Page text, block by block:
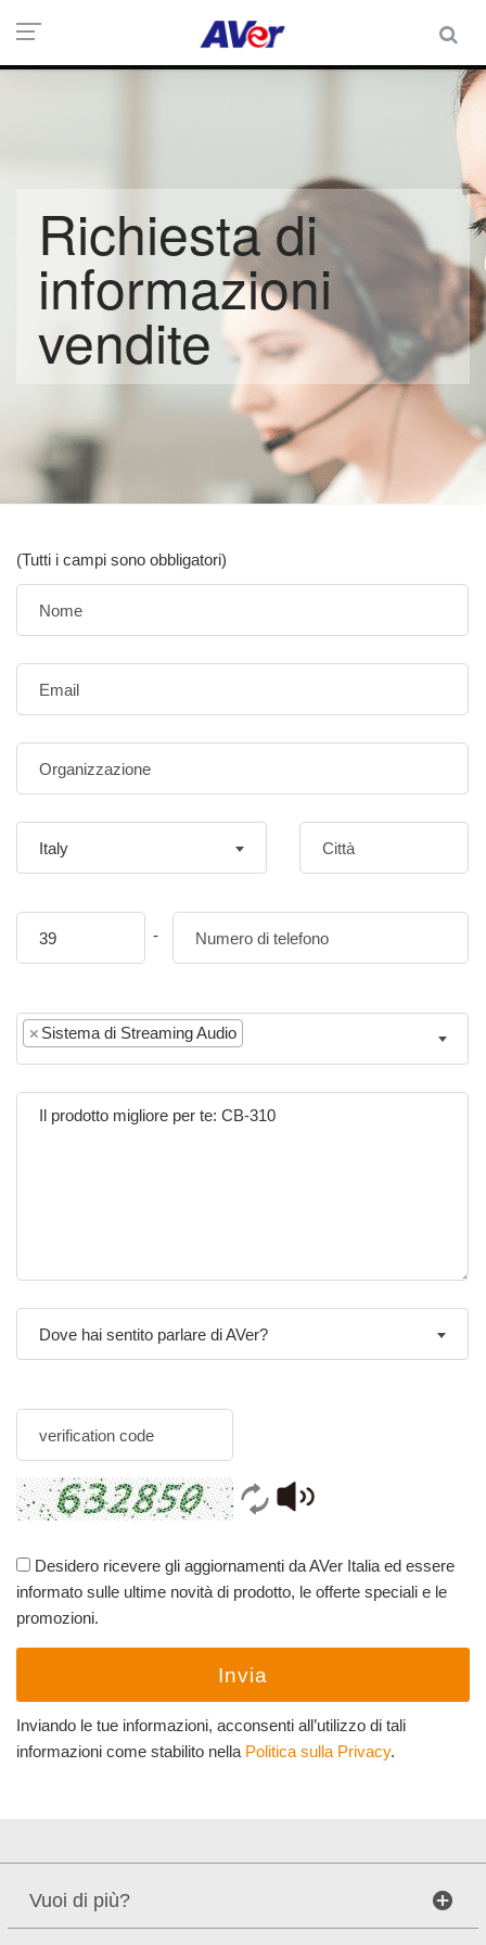
Richiesta di
informazioni
vendite
(Tutti i campi sono obbligatori)
Italy
-
× Sistema di Streaming Audio
Dove hai sentito parlare di AVer?
Desidero ricevere gli aggiornamenti da AVer Italia ed essere
informato sulle ultime novità di prodotto, le offerte speciali e le
promozioni.
Invia
Inviando le tue informazioni, acconsenti all’utilizzo di tali
informazioni come stabilito nella Politica sulla Privacy.
Vuoi di più?